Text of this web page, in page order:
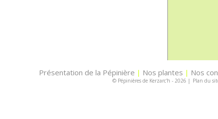
Présentation de la Pépinière | Nos plantes | Nos
© Pépinières de Kerzarc'h - 2026 | Plan du